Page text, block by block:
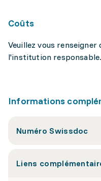
Coûts
Veuillez vous
l'institution responsable.
Informations
Numéro Swissdoc
Liens